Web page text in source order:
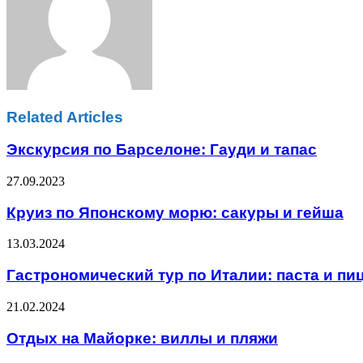
Related Articles
Экскурсия по Барселоне: Гауди и тапас
27.09.2023
Круиз по Японскому морю: сакуры и гейша
13.03.2024
Гастрономический тур по Италии: паста и
21.02.2024
Отдых на Майорке: виллы и пляжи